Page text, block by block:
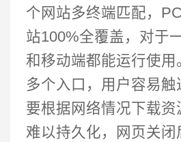
个网站多终端匹配，
站100%全覆盖，对于
和移动端都能运行使用
多个入口，用户容易
要根据网络情况下载资
难以持久化，网页关闭